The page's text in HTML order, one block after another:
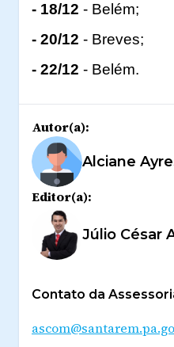
- 18/12 - Belém;
- 20/12 - Breves;
- 22/12 - Belém.
Autor(a):
Alciane
Editor(a):
Júlio César
Contato da